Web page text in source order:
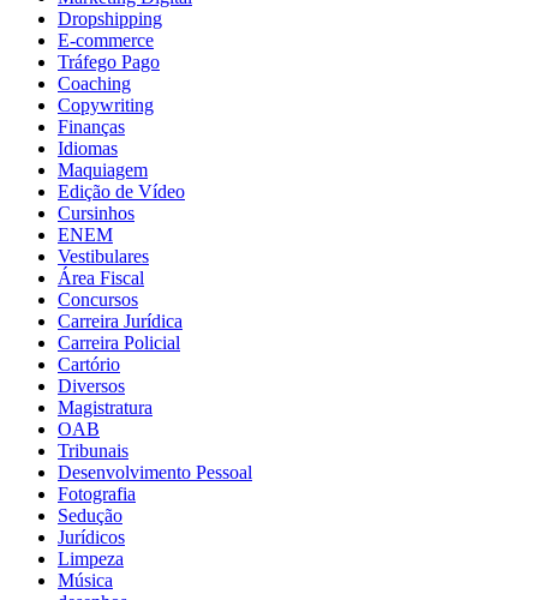
Dropshipping
E-commerce
Tráfego Pago
Coaching
Copywriting
Finanças
Idiomas
Maquiagem
Edição de Vídeo
Cursinhos
ENEM
Vestibulares
Área Fiscal
Concursos
Carreira Jurídica
Carreira Policial
Cartório
Diversos
Magistratura
OAB
Tribunais
Desenvolvimento Pessoal
Fotografia
Sedução
Jurídicos
Limpeza
Música